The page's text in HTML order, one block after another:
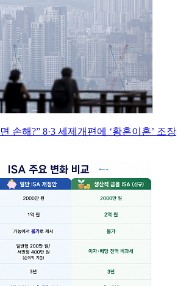
손해?” 8·3 세제개편에 ‘황혼이혼’ 조장